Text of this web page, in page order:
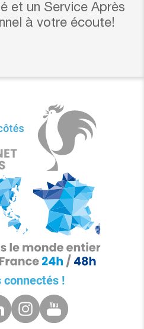
et un Service Après
à votre écoute!
connectés !